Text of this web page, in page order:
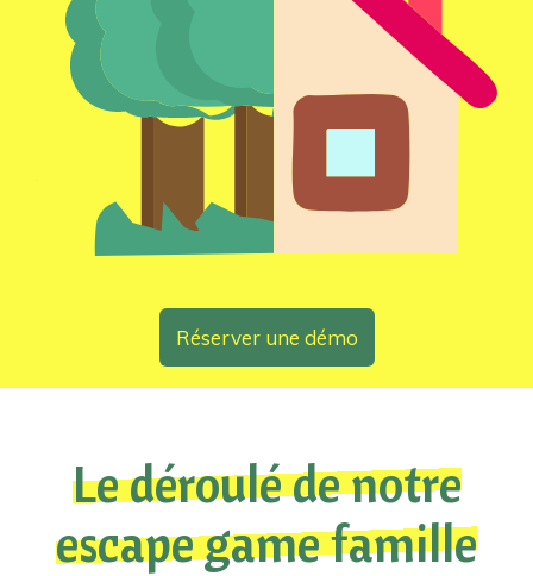
Réserver une démo
Le déroulé de notre
escape game famille